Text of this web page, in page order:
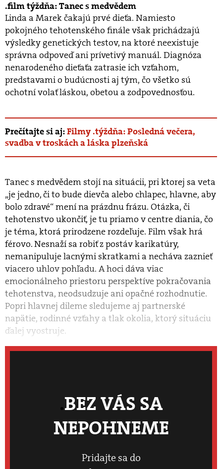
film týždňa: Tanec s medvědem
Linda a Marek čakajú prvé dieťa. Namiesto
pokojného tehotenského finále však prichádzajú
výsledky genetických testov, na ktoré neexistuje
správna odpoveď ani prívetivý manuál. Diagnóza
nenarodeného dieťaťa zatrasie ich vzťahom,
predstavami o budúcnosti aj tým, čo všetko sú
ochotní volať láskou, obetou a zodpovednosťou.
Prečítajte si aj:Filmy .týždňa: Posledná večera,
svadba v troskách a láska plzeňská
Tanec s medvědem stojí na situácii, pri ktorej sa veta
„je jedno, či to bude dievča alebo chlapec, hlavne, aby
bolo zdravé“ mení na prázdnu frázu. Otázka, či
tehotenstvo ukončiť, je tu priamo v centre diania, čo
je téma, ktorá prirodzene rozdeľuje. Film však hrá
férovo. Nesnaží sa robiť z postáv karikatúry,
nemanipuluje lacnými skratkami a necháva zaznieť
viacero uhlov pohľadu. A hoci dáva viac
emocionálneho priestoru perspektíve pokračovania
tehotenstva, neodsudzuje ani opačné rozhodnutie.
Popri hlavnej dileme sledujeme aj partnerské
napätie, rodinné vzťahy a tlak okolia, ktorý situáciu
ďalej vyostruje.
BEZ VÁS SA
NEPOHNEME
Pridajte sa do